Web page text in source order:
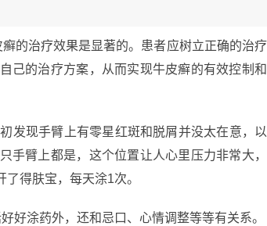
的治疗效果是显著的。患者应树立正确的治疗
己的治疗方案，从而实现牛皮癣的有效控制和
发现手臂上有零星红斑和脱屑并没太在意，以
手臂上都是，这个位置让人心里压力非常大，
得肤宝，每天涂1次。
好涂药外，还和忌口、心情调整等等有关系。